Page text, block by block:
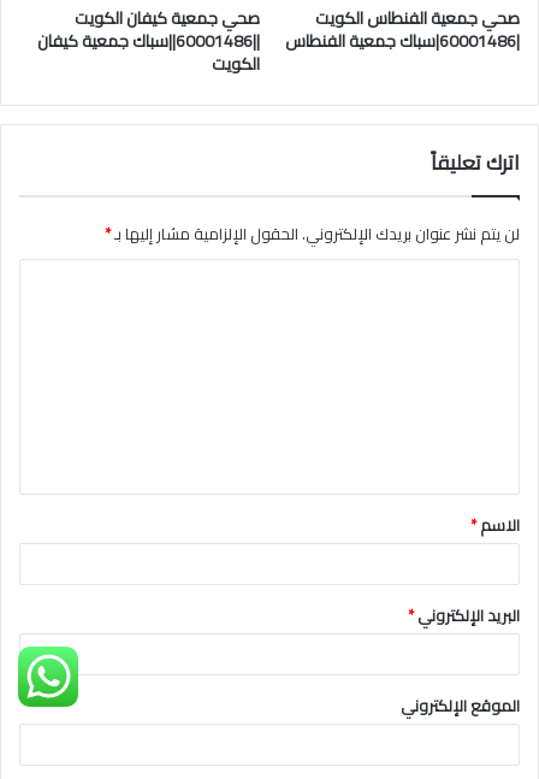
صحي جمعية الفنطاس الكويت
|60001486|سباك جمعية الفنطاس
صحي جمعية كيفان الكويت
||60001486||سباك جمعية كيفان
الكويت
اترك تعليقاً
لن يتم نشر عنوان بريدك الإلكتروني.الحقول الإلزامية مشار إليها بـ*
ق
*
الاسم*
البريد الإلكتروني*
الموقع الإلكتروني